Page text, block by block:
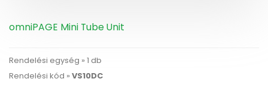
omniPAGE Mini Tube Unit
Rendelési egység » 1 db
Rendelési kód » VS10DC